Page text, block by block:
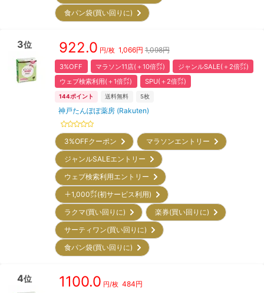
食パン袋(買い回りに)
3位 922.0 円/枚 1,066円 1,098円
3%OFF マラソン11店(＋10倍㌽)
ジャンルSALE(＋2倍㌽)
ウェブ検索利用(＋1倍㌽)
SPU(＋2倍㌽)
144ポイント 送料無料 5枚
神戸たんぽぽ薬房 (Rakuten)
3%OFFクーポン
マラソンエントリー
ジャンルSALEエントリー
ウェブ検索利用エントリー
＋1,000㌽(初サービス利用)
ラクマ(買い回りに)
楽券(買い回りに)
サーティワン(買い回りに)
食パン袋(買い回りに)
4位 1100.0 円/枚 484円